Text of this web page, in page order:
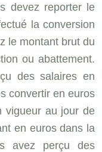
devez reporter le
la conversion
le montant brut du
ou abattement.
des salaires en
convertir en euros
vigueur au jour de
en euros dans la
avez perçu des